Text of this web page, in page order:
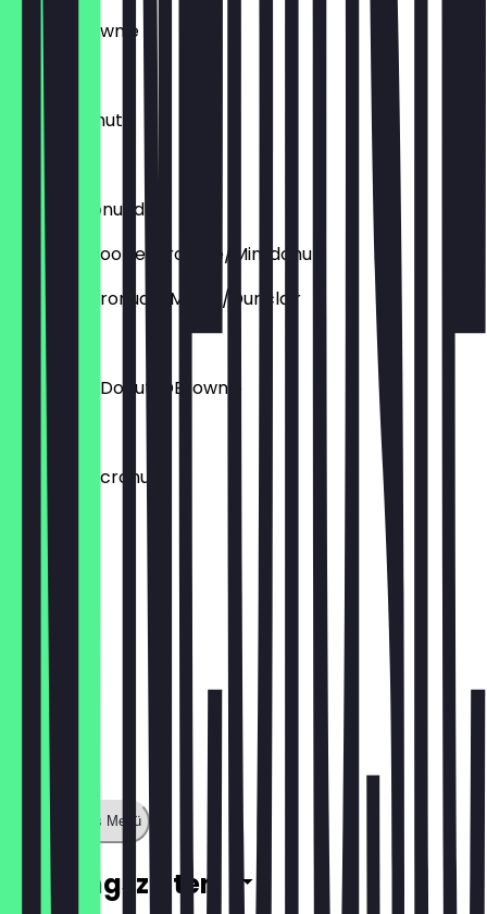
Deluxe Brownie
Deluxe Donut
€ 4,45
Deluxe Cronudd
Aufpreis: Cookie/brownie/Mini donut
Aupfreis: Cronudd/Muffin/Dunclair
€ 1,50
Aufpreis: DDonut/DBrownie
€ 1,50
Aufpreis: Dcronudd
€ 1,50
Zeige ganzes Menü
Öffnungszeiten